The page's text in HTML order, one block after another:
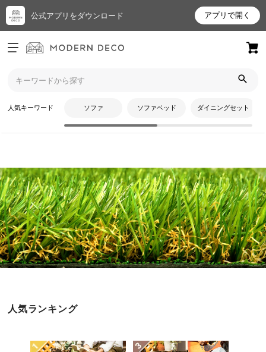
公式アプリをダウンロード アプリで開く
ログイン
新規会員登録
お
ア
イ
テ
ム
最
近
ッ
人気キーワード ソファ ソファベッド ダイニングセット
トップ 人工芝 5葉ミックスタイプの人工芝
CATEGORY
5葉ミックスタイプの人工芝
人気ランキング